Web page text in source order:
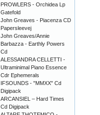
PROWLERS - Orchidea Lp
Gatefold
John Greaves - Piacenza CD
Papersleevej
John Greaves/Annie
Barbazza - Earthly Powers
Cd
ALESSANDRA CELLETTI -
Ultraminimal Piano Essence
Cdr Ephemerals
IFSOUNDS - "MMXX" Cd
Digipack
ARCANSIEL – Hard Times
Cd Digipack